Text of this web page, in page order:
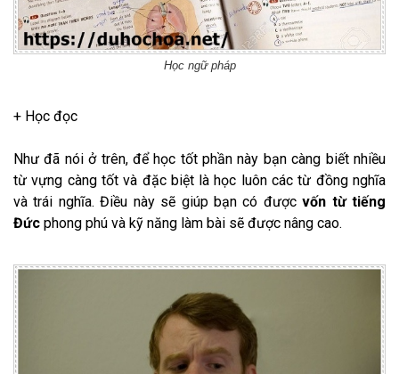
Học ngữ pháp
+ Học đọc
Như đã nói ở trên, để học tốt phần này bạn càng biết nhiều
từ vựng càng tốt và đặc biệt là học luôn các từ đồng nghĩa
và trái nghĩa. Điều này sẽ giúp bạn có đượcvốn từ tiếng
Đức phong phú và kỹ năng làm bài sẽ được nâng cao.